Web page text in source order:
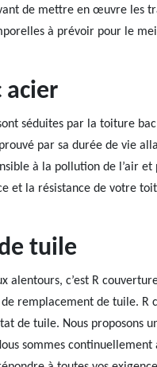
de mettre en œuvre les
à prévoir pour le
acier
séduites par la toiture
par sa durée de vie
à la pollution de l’air et
et la résistance de votre
tuile
alentours, c’est R
remplacement de tuile. R
de tuile. Nous proposons
sommes